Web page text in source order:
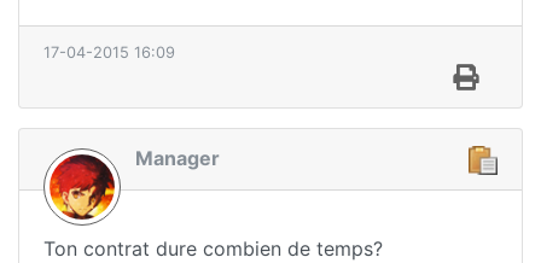
17-04-2015 16:09
Manager
Ton contrat dure combien de temps?